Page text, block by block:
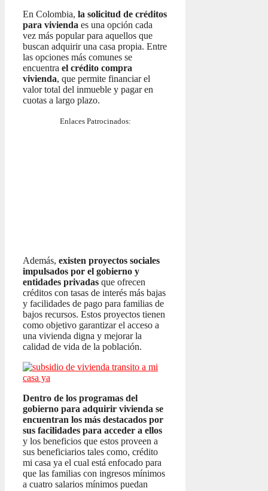
En Colombia, la solicitud de créditos
para vivienda es una opción cada
vez más popular para aquellos que
buscan adquirir una casa propia. Entre
las opciones más comunes se
encuentra el crédito compra
vivienda, que permite financiar el
valor total del inmueble y pagar en
cuotas a largo plazo.
Enlaces Patrocinados:
Además, existen proyectos sociales
impulsados por el gobierno y
entidades privadas que ofrecen
créditos con tasas de interés más bajas
y facilidades de pago para familias de
bajos recursos. Estos proyectos tienen
como objetivo garantizar el acceso a
una vivienda digna y mejorar la
calidad de vida de la población.
Dentro de los programas del
gobierno para adquirir vivienda se
encuentran los más destacados por
sus facilidades para acceder a ellos
y los beneficios que estos proveen a
sus beneficiarios tales como, crédito
mi casa ya el cual está enfocado para
que las familias con ingresos mínimos
a cuatro salarios mínimos puedan